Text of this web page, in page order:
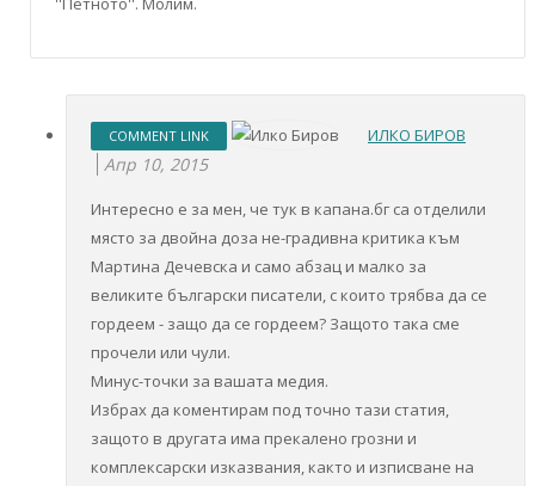
COMMENT LINK ИЛКО БИРОВ
Апр 10, 2015
Интересно е за мен, че тук в капана.бг са отделили
място за двойна доза не-градивна критика към
Мартина Дечевска и само абзац и малко за
великите български писатели, с които трябва да се
гордеем - защо да се гордеем? Защото така сме
прочели или чули.
Минус-точки за вашата медия.
Избрах да коментирам под точно тази статия,
защото в другата има прекалено грозни и
комплексарски изказвания, както и изписване на